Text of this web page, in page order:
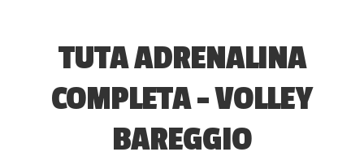
TUTA ADRENALINA
COMPLETA – VOLLEY
BAREGGIO